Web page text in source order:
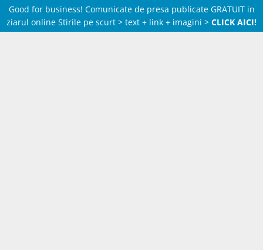
Good for business! Comunicate de presa publicate GRATUIT in
ziarul online Stirile pe scurt > text + link + imagini > CLICK AICI!